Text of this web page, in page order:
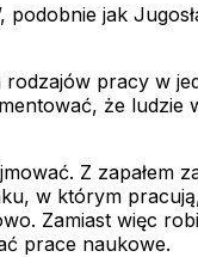
jak
pracy w
że
Z zapałem
w którym
Zamiast więc
prace naukowe.